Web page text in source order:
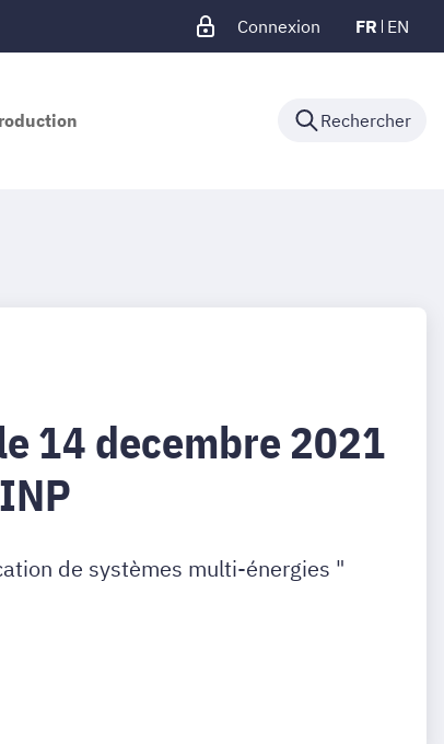
Connexion FR EN
Rechercher
14 decembre 2021
de systèmes multi-énergies "